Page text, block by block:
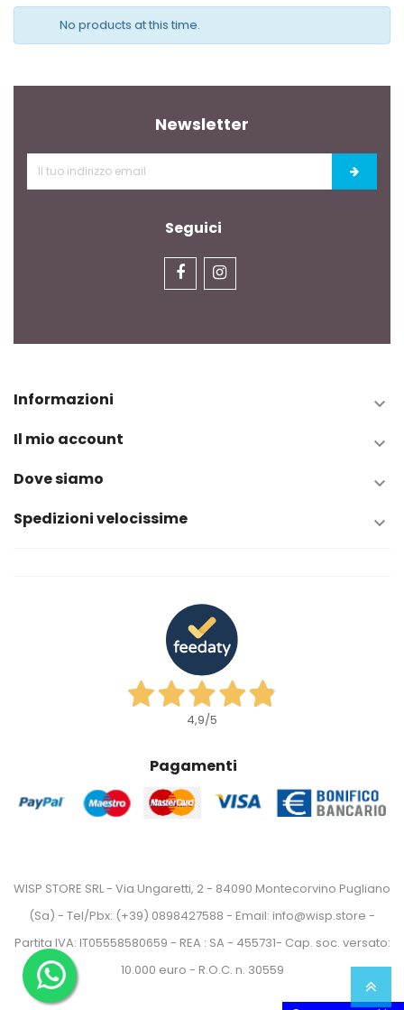
No products at this time.
Newsletter
Seguici
Informazioni 
Il mio account 
Dove siamo 
Spedizioni velocissime 
4,9/5
Pagamenti
WISP STORE SRL - Via Ungaretti, 2 - 84090 Montecorvino Pugliano
(Sa) - Tel/Pbx: (+39) 0898427588 - Email: info@wisp.store -
Partita IVA: IT05558580659 - REA : SA - 455731- Cap. soc. versato:
10.000 euro - R.O.C. n. 30559